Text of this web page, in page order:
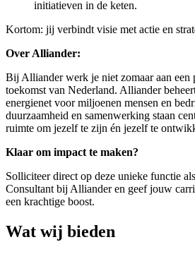
initiatieven in de keten.
Kortom: jij verbindt visie met actie en
Over Alliander:
Bij Alliander werk je niet zomaar aan een
toekomst van Nederland. Alliander
energienet voor miljoenen mensen en
duurzaamheid en samenwerking staan
ruimte om jezelf te zijn én jezelf te
Klaar om impact te maken?
Solliciteer direct op deze unieke functie
Consultant bij Alliander en geef jouw
een krachtige boost.
Wat wij bieden